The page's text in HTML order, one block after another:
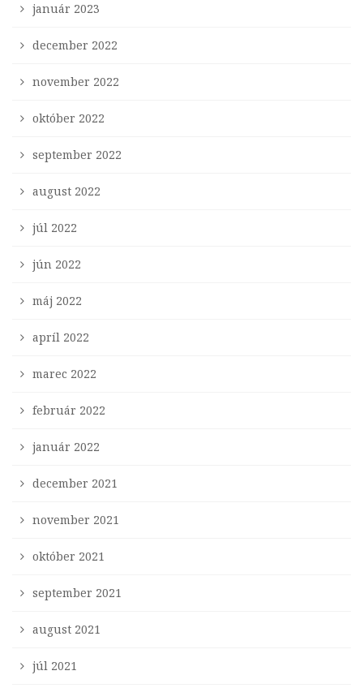
január 2023
december 2022
november 2022
október 2022
september 2022
august 2022
júl 2022
jún 2022
máj 2022
apríl 2022
marec 2022
február 2022
január 2022
december 2021
november 2021
október 2021
september 2021
august 2021
júl 2021